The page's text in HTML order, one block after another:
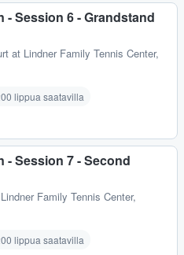
- Session 6 - Grandstand
at Lindner Family Tennis Center,
lippua saatavilla
- Session 7 - Second
Family Tennis Center,
lippua saatavilla